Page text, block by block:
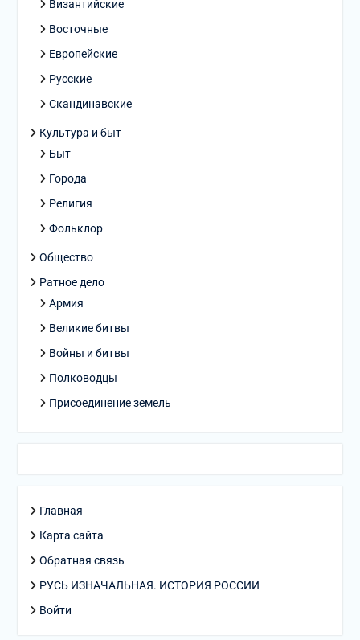
Византийские
Восточные
Европейские
Русские
Скандинавские
Культура и быт
Быт
Города
Религия
Фольклор
Общество
Ратное дело
Армия
Великие битвы
Войны и битвы
Полководцы
Присоединение земель
Главная
Карта сайта
Обратная связь
РУСЬ ИЗНАЧАЛЬНАЯ. ИСТОРИЯ РОССИИ
Войти